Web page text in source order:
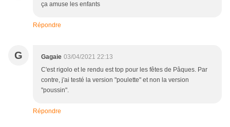
ça amuse les enfants
Répondre
G Gagaie 03/04/2021 22:13
C'est rigolo et le rendu est top pour les fêtes de Pâques. Par
contre, j'ai testé la version "poulette" et non la version
"poussin".
Répondre